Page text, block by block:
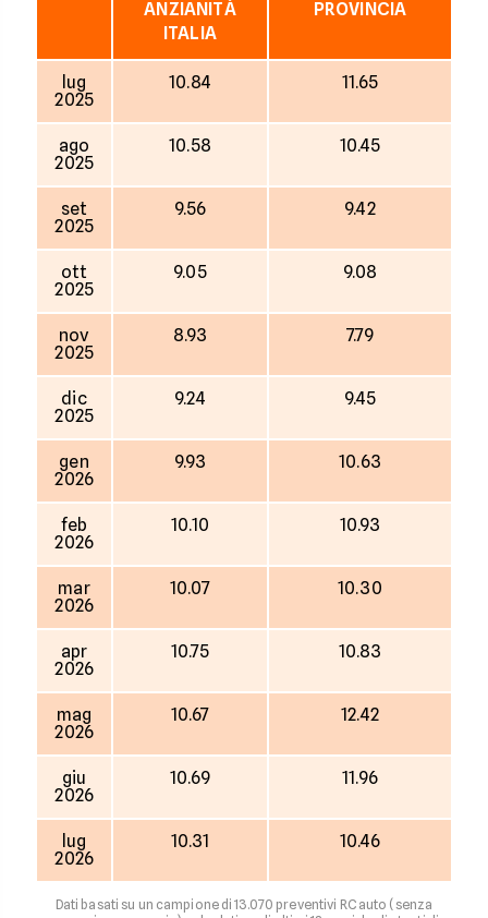
ANZIANITÀ
ITALIA
PROVINCIA
lug
2025
10.84 11.65
ago
2025
10.58 10.45
set
2025
9.56 9.42
ott
2025
9.05 9.08
nov
2025
8.93 7.79
dic
2025
9.24 9.45
gen
2026
9.93 10.63
feb
2026
10.10 10.93
mar
2026
10.07 10.30
apr
2026
10.75 10.83
mag
2026
10.67 12.42
giu
2026
10.69 11.96
lug
2026
10.31 10.46
Dati basati su un campione di 13.070 preventivi RC auto (senza